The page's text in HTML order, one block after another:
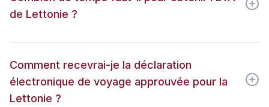
de Lettonie ?
Comment recevrai-je la déclaration
électronique de voyage approuvée pour la
Lettonie ?